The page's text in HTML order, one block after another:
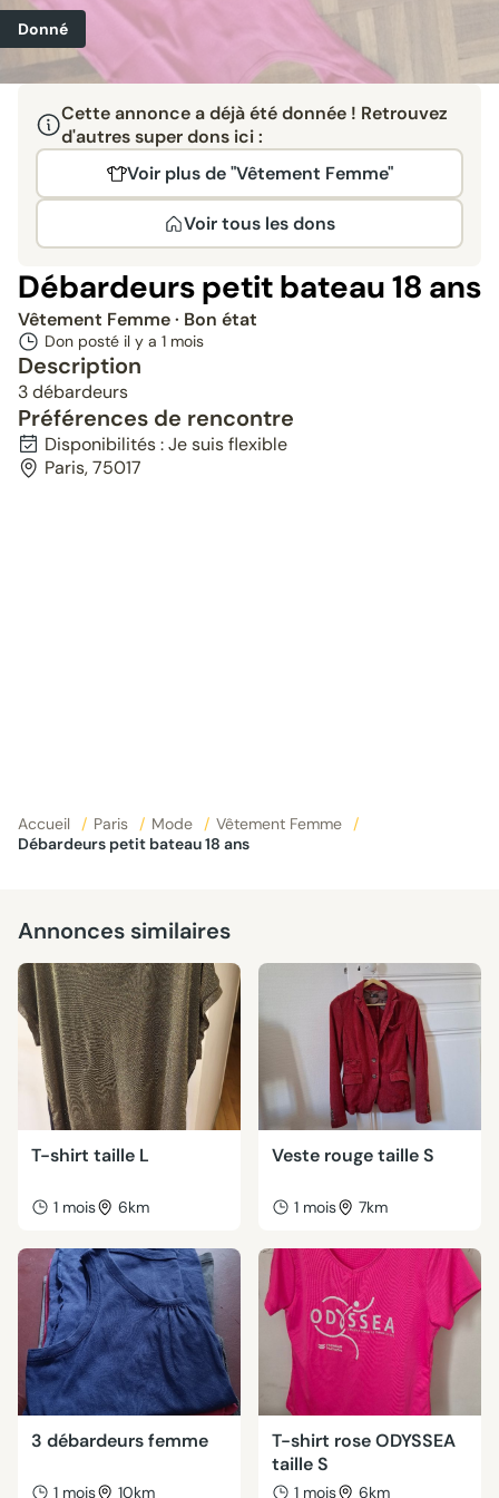
Donné
Cette annonce a déjà été donnée ! Retrouvez
d'autres super dons ici :
Voir plus de "Vêtement Femme"
Voir tous les dons
Débardeurs petit bateau 18 ans
Vêtement Femme· Bon état
Don posté il y a 1 mois
Description
3 débardeurs
Préférences de rencontre
Disponibilités : Je suis flexible
Paris, 75017
Accueil / Paris / Mode / Vêtement Femme
/
Débardeurs petit bateau 18 ans
Annonces similaires
T-shirt taille L
1 mois 6km
Veste rouge taille S
1 mois 7km
3 débardeurs femme
1 mois 10km
T-shirt rose ODYSSEA
taille S
1 mois 6km